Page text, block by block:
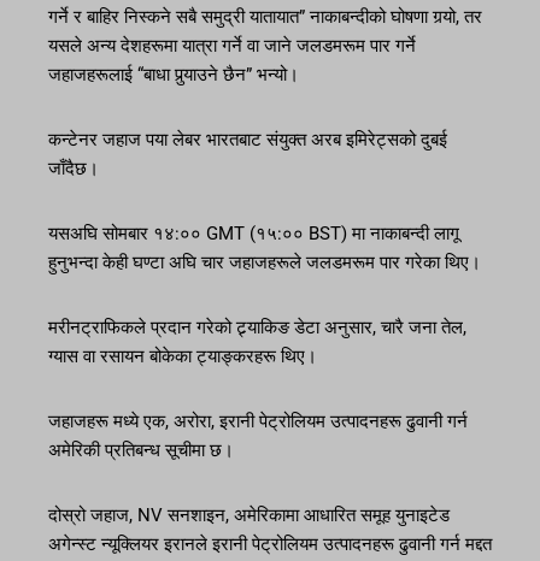
गर्ने र बाहिर निस्कने सबै समुद्री यातायात” नाकाबन्दीको घोषणा गर्‍यो, तर
यसले अन्य देशहरूमा यात्रा गर्ने वा जाने जलडमरूम पार गर्ने
जहाजहरूलाई “बाधा पुर्‍याउने छैन” भन्यो।
कन्टेनर जहाज पया लेबर भारतबाट संयुक्त अरब इमिरेट्सको दुबई
जाँदैछ।
यसअघि सोमबार १४:०० GMT (१५:०० BST) मा नाकाबन्दी लागू
हुनुभन्दा केही घण्टा अघि चार जहाजहरूले जलडमरूम पार गरेका थिए।
मरीनट्राफिकले प्रदान गरेको ट्र्याकिङ डेटा अनुसार, चारै जना तेल,
ग्यास वा रसायन बोकेका ट्याङ्करहरू थिए।
जहाजहरू मध्ये एक, अरोरा, इरानी पेट्रोलियम उत्पादनहरू ढुवानी गर्न
अमेरिकी प्रतिबन्ध सूचीमा छ।
दोस्रो जहाज, NV सनशाइन, अमेरिकामा आधारित समूह युनाइटेड
अगेन्स्ट न्यूक्लियर इरानले इरानी पेट्रोलियम उत्पादनहरू ढुवानी गर्न मद्दत